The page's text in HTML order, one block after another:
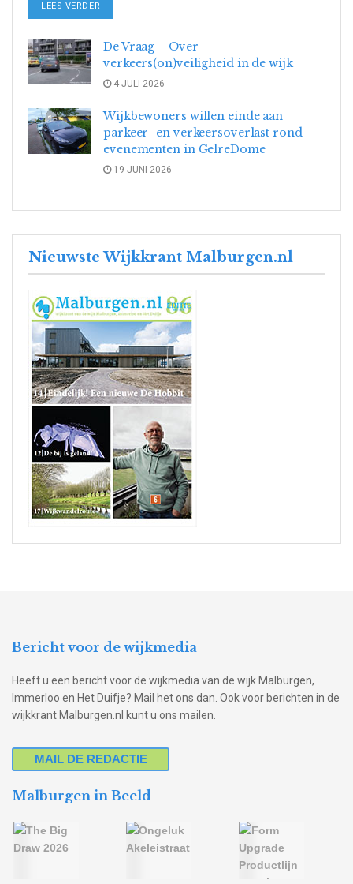
LEES VERDER
De Vraag – Over
verkeers(on)veiligheid in de wijk
4 JULI 2026
Wijkbewoners willen einde aan
parkeer- en verkeersoverlast rond
evenementen in GelreDome
19 JUNI 2026
Nieuwste Wijkkrant Malburgen.nl
Bericht voor de wijkmedia
Heeft u een bericht voor de wijkmedia van de wijk Malburgen,
Immerloo en Het Duifje? Mail het ons dan. Ook voor berichten in de
wijkkrant Malburgen.nl kunt u ons mailen.
MAIL DE REDACTIE
Malburgen in Beeld